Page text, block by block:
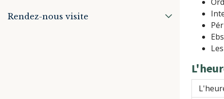
Rendez-nous visite